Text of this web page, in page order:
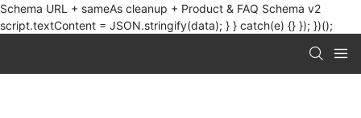
Schema URL + sameAs cleanup + Product & FAQ Schema v2
script.textContent = JSON.stringify(data); } } catch(e) {} }); })();